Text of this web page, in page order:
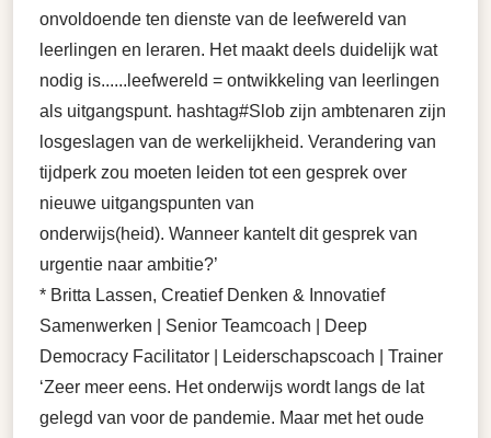
onvoldoende ten dienste van de leefwereld van
leerlingen en leraren. Het maakt deels duidelijk wat
nodig is......leefwereld = ontwikkeling van leerlingen
als uitgangspunt. hashtag#Slob zijn ambtenaren zijn
losgeslagen van de werkelijkheid. Verandering van
tijdperk zou moeten leiden tot een gesprek over
nieuwe uitgangspunten van
onderwijs(heid). Wanneer kantelt dit gesprek van
urgentie naar ambitie?’
* Britta Lassen, Creatief Denken & Innovatief
Samenwerken | Senior Teamcoach | Deep
Democracy Facilitator | Leiderschapscoach | Trainer
‘Zeer meer eens. Het onderwijs wordt langs de lat
gelegd van voor de pandemie. Maar met het oude